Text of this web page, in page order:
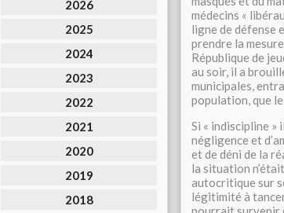
2026
2025
2024
2023
2022
2021
2020
2019
2018
médecins «
ligne de défense
prendre la
République de
au soir, il a
municipales,
population, que
Si « indiscipline
négligence et
et de déni de la
la situation
autocritique sur
légitimité à